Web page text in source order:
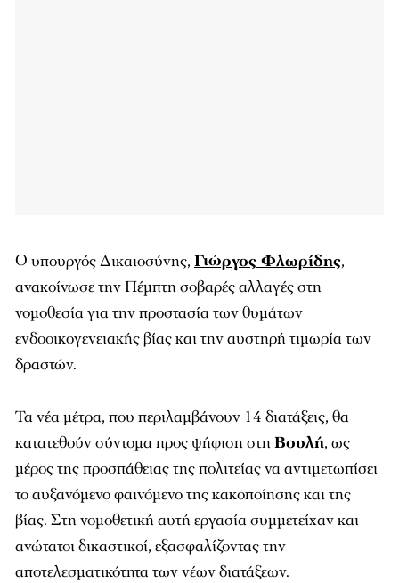
Ο υπουργός Δικαιοσύνης, Γιώργος Φλωρίδης,
ανακοίνωσε την Πέμπτη σοβαρές αλλαγές στη
νομοθεσία για την προστασία των θυμάτων
ενδοοικογενειακής βίας και την αυστηρή τιμωρία των
δραστών.
Τα νέα μέτρα, που περιλαμβάνουν 14 διατάξεις, θα
κατατεθούν σύντομα προς ψήφιση στηΒουλή, ως
μέρος της προσπάθειας της πολιτείας να αντιμετωπίσει
το αυξανόμενο φαινόμενο της κακοποίησης και της
βίας. Στη νομοθετική αυτή εργασία συμμετείχαν και
ανώτατοι δικαστικοί, εξασφαλίζοντας την
αποτελεσματικότητα των νέων διατάξεων.